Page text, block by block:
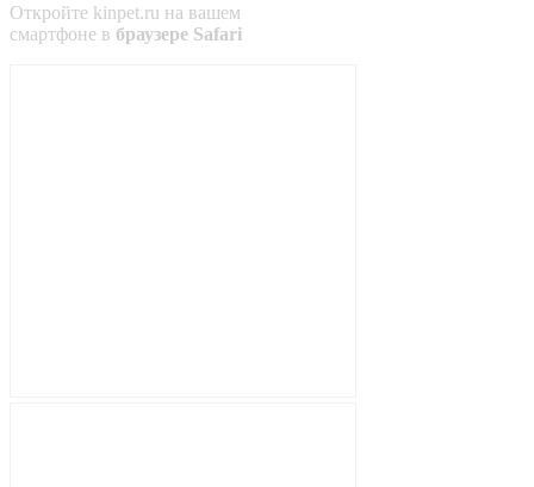
Откройте kinpet.ru на вашем
смартфоне в браузере Safari